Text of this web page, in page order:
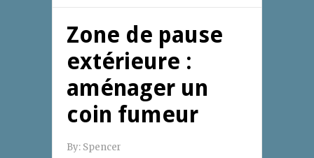
Zone de pause
extérieure :
aménager un
coin fumeur
By: Spencer